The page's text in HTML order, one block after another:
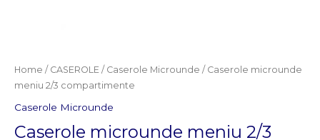
Home / CASEROLE / Caserole Microunde / Caserole microunde
meniu 2/3 compartimente
Caserole Microunde
Caserole microunde meniu 2/3